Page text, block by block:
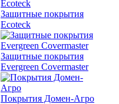
Защитные покрытия
Ecoteck
Защитные покрытия
Evergreen Covermaster
Покрытия Домен-Агро